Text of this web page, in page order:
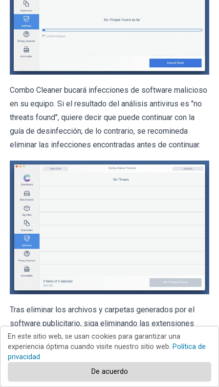
Combo Cleaner bucará infecciones de software malicioso
en su equipo. Si el resultado del análisis antivirus es "no
threats found", quiere decir que puede continuar con la
guía de desinfección; de lo contrario, se recomineda
eliminar las infecciones encontradas antes de continuar.
Tras eliminar los archivos y carpetas generados por el
software publicitario, siga eliminando las extensiones
dudosas de sus navegadores web.
Eliminar el rat proton de los
En este sitio web, se usan cookies para garantizar una
experiencia óptima cuando visite nuestro sitio web. Política de
privacidad
De acuerdo